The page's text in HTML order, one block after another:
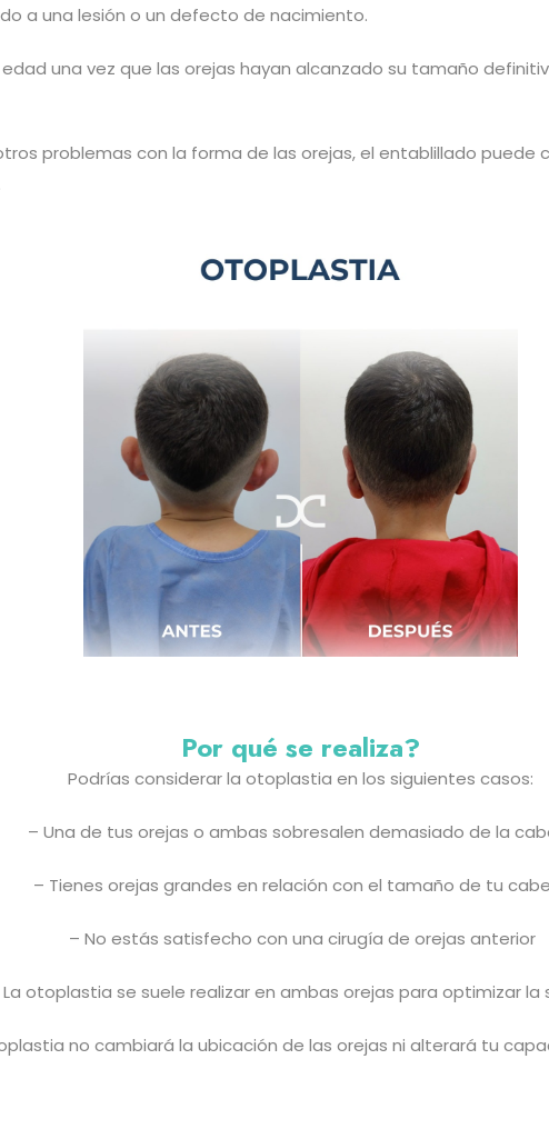
a una lesión o un defecto de nacimiento.
una vez que las orejas hayan alcanzado su tamaño
problemas con la forma de las orejas, el entablillado puede
Por qué se realiza?
Podrías considerar la otoplastia en los siguientes casos:
– Una de tus orejas o ambas sobresalen demasiado de la
– Tienes orejas grandes en relación con el tamaño de tu
– No estás satisfecho con una cirugía de orejas anterior
La otoplastia se suele realizar en ambas orejas para optimizar la
no cambiará la ubicación de las orejas ni alterará tu